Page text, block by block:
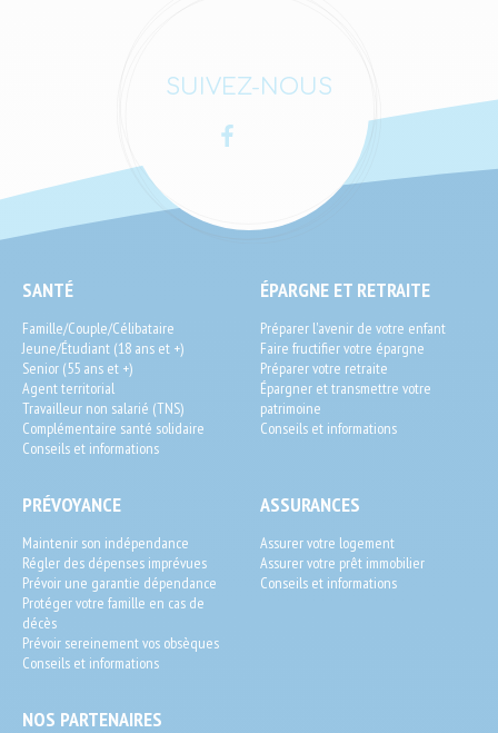
SUIVEZ-NOUS
Facebook
SEO
End-
User
SANTÉ
Famille/Couple/Célibataire
Jeune/Étudiant (18 ans et +)
Senior (55 ans et +)
Agent territorial
Travailleur non salarié (TNS)
Complémentaire santé solidaire
Conseils et informations
ÉPARGNE ET RETRAITE
Préparer l'avenir de votre enfant
Faire fructifier votre épargne
Préparer votre retraite
Épargner et transmettre votre
patrimoine
Conseils et informations
PRÉVOYANCE
Maintenir son indépendance
Régler des dépenses imprévues
Prévoir une garantie dépendance
Protéger votre famille en cas de
décès
Prévoir sereinement vos obsèques
Conseils et informations
ASSURANCES
Assurer votre logement
Assurer votre prêt immobilier
Conseils et informations
NOS PARTENAIRES